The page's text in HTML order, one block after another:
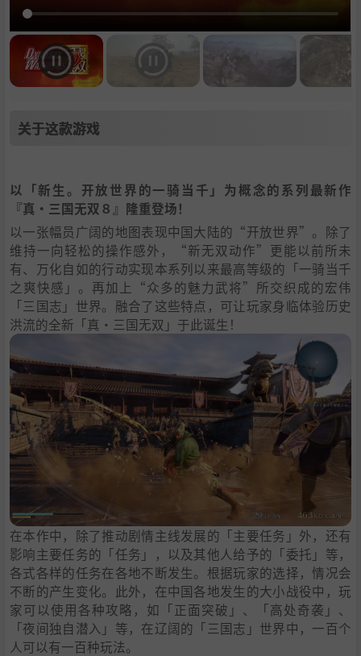
关于这款游戏
以「新生。开放世界的一骑当千」为概念的系列最新作
『真・三国无双８』隆重登场！
以一张幅员广阔的地图表现中国大陆的“开放世界”。除了
维持一向轻松的操作感外，“新无双动作”更能以前所未
有、万化自如的行动实现本系列以来最高等级的「一骑当千
之爽快感」。再加上“众多的魅力武将”所交织成的宏伟
「三国志」世界。融合了这些特点，可让玩家身临体验历史
洪流的全新「真・三国无双」于此诞生！
在本作中，除了推动剧情主线发展的「主要任务」外，还有
影响主要任务的「任务」，以及其他人给予的「委托」等，
各式各样的任务在各地不断发生。根据玩家的选择，情况会
不断的产生变化。此外，在中国各地发生的大小战役中，玩
家可以使用各种攻略，如「正面突破」、「高处奇袭」、
「夜间独自潜入」等，在辽阔的「三国志」世界中，一百个
人可以有一百种玩法。